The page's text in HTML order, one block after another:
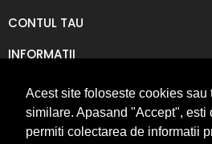
Acest site foloseste cookies sau
similare. Apasand "Accept", esti
permiti colectarea de informatii
CONTUL TAU
INFORMATII
COMPANIA NOASTRA